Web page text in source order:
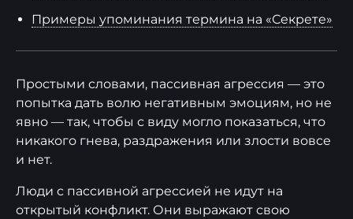
Примеры упоминания термина на «Секрете»
Простыми словами, пассивная агрессия — это
попытка дать волю негативным эмоциям, но не
явно — так, чтобы с виду могло показаться, что
никакого гнева, раздражения или злости вовсе
и нет.
Люди с пассивной агрессией не идут на
открытый конфликт. Они выражают свою